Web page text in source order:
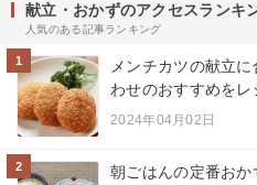
献立・おかずのアクセスランキ
人気のある記事ランキング
1
メンチカツの献立
わせのおすすめをレ
2024年04月02日
2
朝ごはんの定番お